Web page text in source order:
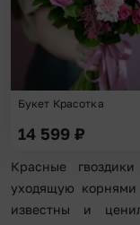
Букет Красотка
14 599 ₽
Красные
уходящую
известны и